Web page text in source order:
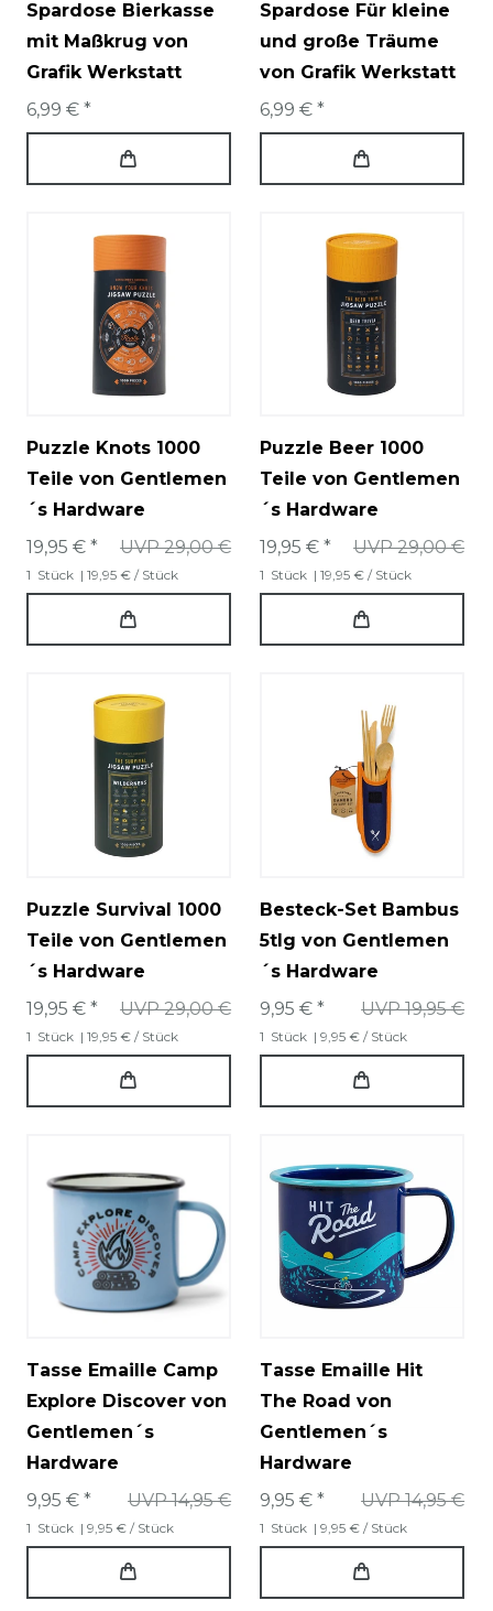
Spardose Bierkasse
mit Maßkrug von
Grafik Werkstatt
6,99 € *
Spardose Für kleine
und große Träume
von Grafik Werkstatt
6,99 € *
Puzzle Knots 1000
Teile von Gentlemen
´s Hardware
UVP 29,00 €
19,95 € *
1 Stück | 19,95 € / Stück
Puzzle Beer 1000
Teile von Gentlemen
´s Hardware
UVP 29,00 €
19,95 € *
1 Stück | 19,95 € / Stück
Puzzle Survival 1000
Teile von Gentlemen
´s Hardware
UVP 29,00 €
19,95 € *
1 Stück | 19,95 € / Stück
Besteck-Set Bambus
5tlg von Gentlemen
´s Hardware
UVP 19,95 €
9,95 € *
1 Stück | 9,95 € / Stück
Tasse Emaille Camp
Explore Discover von
Gentlemen´s
Hardware
UVP 14,95 €
9,95 € *
1 Stück | 9,95 € / Stück
Tasse Emaille Hit
The Road von
Gentlemen´s
Hardware
UVP 14,95 €
9,95 € *
1 Stück | 9,95 € / Stück